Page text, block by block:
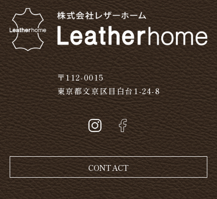
〒112-0015
東京都文京区目白台1-24-8
CONTACT